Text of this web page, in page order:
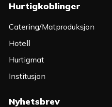
Hurtigkoblinger
Catering/Matproduksjon
Hotell
Hurtigmat
Institusjon
Nyhetsbrev